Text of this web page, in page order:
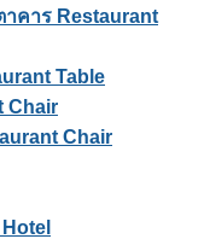
าคาร Restaurant
Table
Chair
Chair